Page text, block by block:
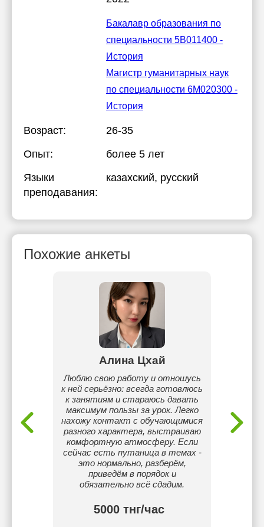
Бакалавр образования по
специальности 5В011400 -
История
Магистр гуманитарных наук
по специальности 6М020300 -
История
Возраст:
26-35
Опыт:
более 5 лет
Языки
преподавания:
казахский, русский
Похожие анкеты
Алина Цхай
Люблю свою работу и отношусь
к ней серьёзно: всегда готовлюсь
к занятиям и стараюсь давать
максимум пользы за урок. Легко
нахожу контакт с обучающимися
разного характера, выстраиваю
комфортную атмосферу. Если
сейчас есть путаница в темах -
это нормально, разберём,
приведём в порядок и
обязательно всё сдадим.
5000 тнг/час